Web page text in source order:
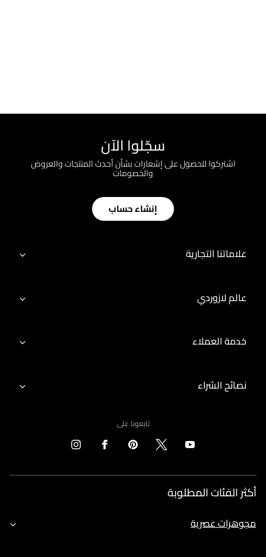
سجّلوا الآن
اشتركوا للحصول على إشعارات بشأن أحدث المنتجات والعروض
والخصومات
إنشاء حساب
علاماتنا التجارية
عالم لازوردي
خدمة العملاء
نصائح الشراء
تابعونا على
أكثر الفئات المطلوبة
مجوهرات عصرية